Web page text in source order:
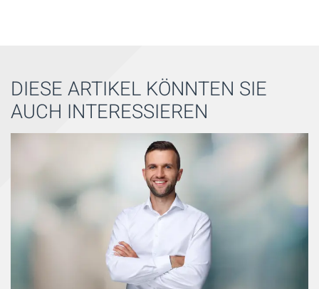
DIESE ARTIKEL KÖNNTEN SIE
AUCH INTERESSIEREN